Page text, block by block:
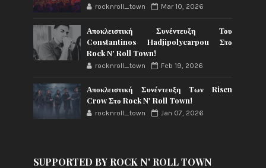
rocknroll_town Mar 10, 2026
Αποκλειστική Συνέντευξη Του
Constantinos Hadjipolycarpou Στο
Rock N' Roll Town!
rocknroll_town Feb 19, 2026
Αποκλειστική Συνέντευξη Των Risen
Crow Στο Rock N' Roll Town!
rocknroll_town Jan 07, 2026
SUPPORTED BY ROCK N' ROLL TOWN